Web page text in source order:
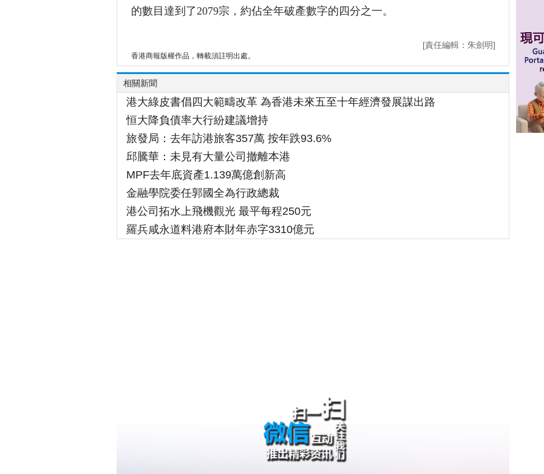
的數目達到了2079宗，約佔全年破產數字的四分之一。
[責任編輯：朱劍明]
香港商報版權作品，轉載須註明出處。
相關新聞
港大綠皮書倡四大範疇改革 為香港未來五至十年經濟發展謀出路
恒大降負債率大行紛建議增持
旅發局：去年訪港旅客357萬 按年跌93.6%
邱騰華：未見有大量公司撤離本港
MPF去年底資產1.139萬億創新高
金融學院委任郭國全為行政總裁
港公司拓水上飛機觀光 最平每程250元
羅兵咸永道料港府本財年赤字3310億元